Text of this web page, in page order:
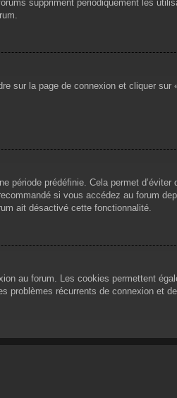
suppriment périodiquement les
sur la page de connexion et cliquer sur
prédéfinie. Cela permet d’éviter
si vous accédez au forum
ait désactivé cette fonctionnalité.
au forum. Les cookies permettent
récurrents de connexion et